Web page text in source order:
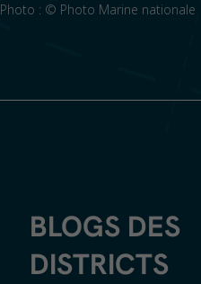
Photo : © Photo Marine nationale
BLOGS DES
DISTRICTS